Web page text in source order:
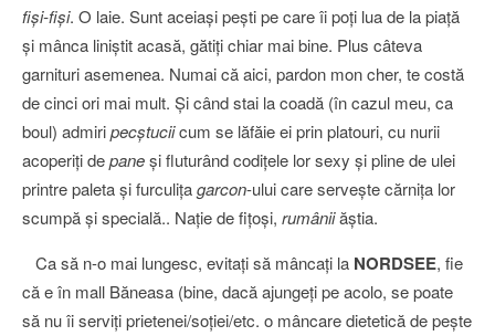
fişi-fişi. O laie. Sunt aceiaşi peşti pe care îi poţi lua de la piaţă
şi mânca liniştit acasă, gătiţi chiar mai bine. Plus câteva
garnituri asemenea. Numai că aici, pardon mon cher, te costă
de cinci ori mai mult. Şi când stai la coadă (în cazul meu, ca
boul) admiripecştuciicum se lăfăie ei prin platouri, cu nurii
acoperiţi depaneşi fluturând codiţele lor sexy şi pline de ulei
printre paleta şi furculiţagarcon-ului care serveşte cărniţa lor
scumpă şi specială.. Naţie de fiţoşi, rumâniiăştia.
Ca să n-o mai lungesc, evitaţi să mâncaţi la NORDSEE, fie
că e în mall Băneasa (bine, dacă ajungeţi pe acolo, se poate
să nu îi serviţi prietenei/soţiei/etc. o mâncare dietetică de peşte